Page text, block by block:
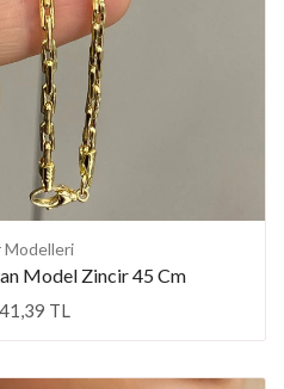
Modelleri
Model Zincir 45 Cm
TL